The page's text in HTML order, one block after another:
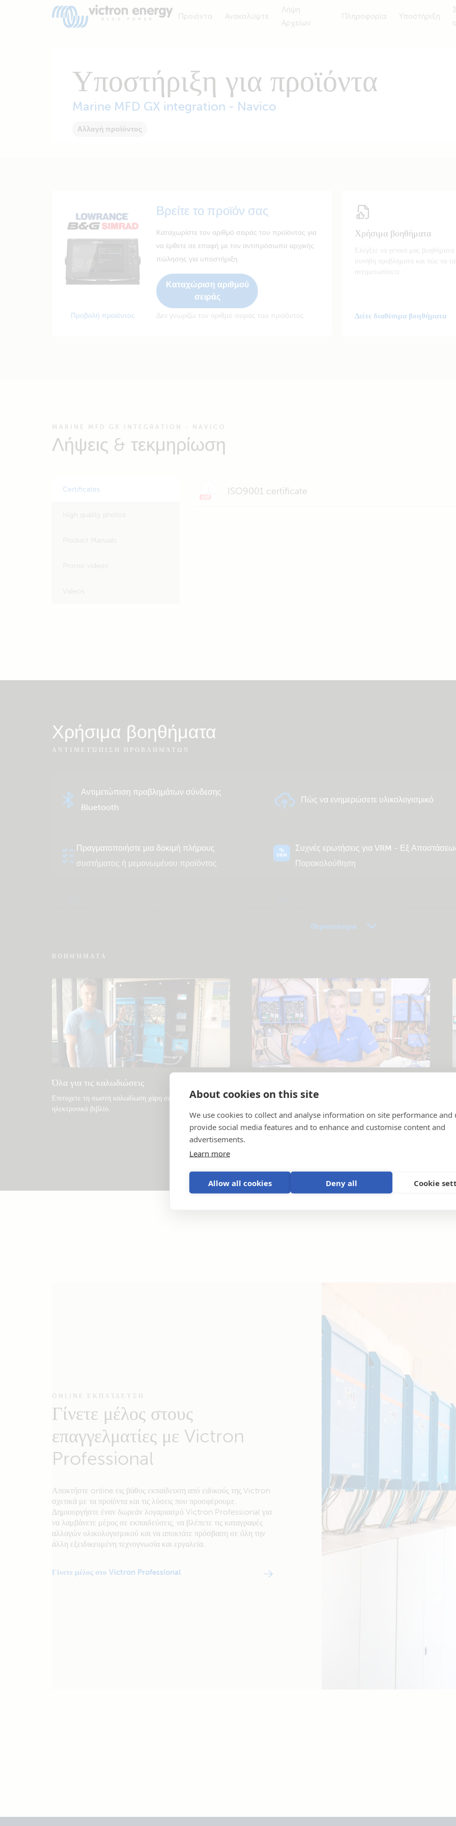
About cookies on this site
We use cookies to collect and analyse information on site performance and
provide social media features and to enhance and customise content and
advertisements.
Learn more
Allow all cookies Deny all Cookie
Προϊόντα Ανακαλύψτε
Λήψη
Αρχείων
Πληροφορία Υποστήριξη
Υποστήριξη για προϊόντα
Marine MFD GX integration - Navico
Αλλαγή προϊόντος
Προβολή προϊόντος
Βρείτε το προϊόν σας
Καταχωρίστε τον αριθμό σειράς του προϊόντος για
να έρθετε σε επαφή με τον αντιπρόσωπο αρχικής
πώλησης για υποστήριξη.
Καταχώριση αριθμού
σειράς
Δεν γνωρίζω τον αριθμό σειράς του προϊόντος
Χρήσιμα βοηθήματα
Ελέγξτε τα γενικά μας βοηθήματα
συνήθη προβλήματα και πώς να τα
αντιμετωπίσετε.
Δείτε διαθέσιμα βοηθήματα
MARINE MFD GX INTEGRATION - NAVICO
Λήψεις & τεκμηρίωση
Certificates ISO9001 certificate
Χρήσιμα βοηθήματα
ΑΝΤΙΜΕΤΏΠΙΣΗ ΠΡΟΒΛΗΜΆΤΩΝ
Αντιμετώπιση προβλημάτων σύνδεσης
Bluetooth
Πώς να ενημερώσετε υλικολογισμικό
Πραγματοποιήστε μια δοκιμή πλήρους
συστήματος ή μεμονωμένου προϊόντος
Συχνές ερωτήσεις για VRM - Εξ
Παρακολούθηση
Περισσότερα
ΒΟΗΘΉΜΑΤΑ
Όλα για τις καλωδιώσεις
Επιτύχετε τη σωστή καλωδίωση χάρη σε αυτό το
ηλεκτρονικό βιβλίο.
Προϊόντα και συστήματα με απλά λόγια
ONLINE ΕΚΠΑΊΔΕΥΣΗ
Γίνετε μέλος στους
επαγγελματίες με Victron
Professional
Αποκτήστε online εις βάθος εκπαίδευση από ειδικούς της Victron
σχετικά με τα προϊόντα και τις λύσεις που προσφέρουμε.
Δημιουργήστε έναν δωρεάν λογαριασμό Victron Professional για
να λαμβάνετε μέρος σε εκπαιδεύσεις, να βλέπετε τις καταγραφές
αλλαγών υλικολογισμικού και να αποκτάτε πρόσβαση σε όλη την
άλλη εξειδικευμένη τεχνογνωσία και εργαλεία.
Γίνετε μέλος στο Victron Professional